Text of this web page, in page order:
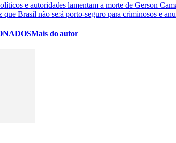
e autoridades lamentam a morte de Gerson
que Brasil não será porto-seguro para criminosos e
Mais do autor